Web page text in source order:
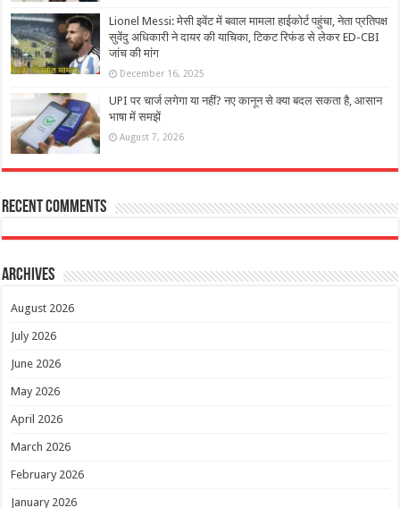
Lionel Messi: मेसी इवेंट में बवाल मामला हाईकोर्ट पहुंचा, नेता प्रतिपक्ष
सुवेंदु अधिकारी ने दायर की याचिका, टिकट रिफंड से लेकर ED-CBI
जांच की मांग
December 16, 2025
UPI पर चार्ज लगेगा या नहीं? नए कानून से क्या बदल सकता है, आसान
भाषा में समझें
August 7, 2026
Recent Comments
Archives
August 2026
July 2026
June 2026
May 2026
April 2026
March 2026
February 2026
January 2026